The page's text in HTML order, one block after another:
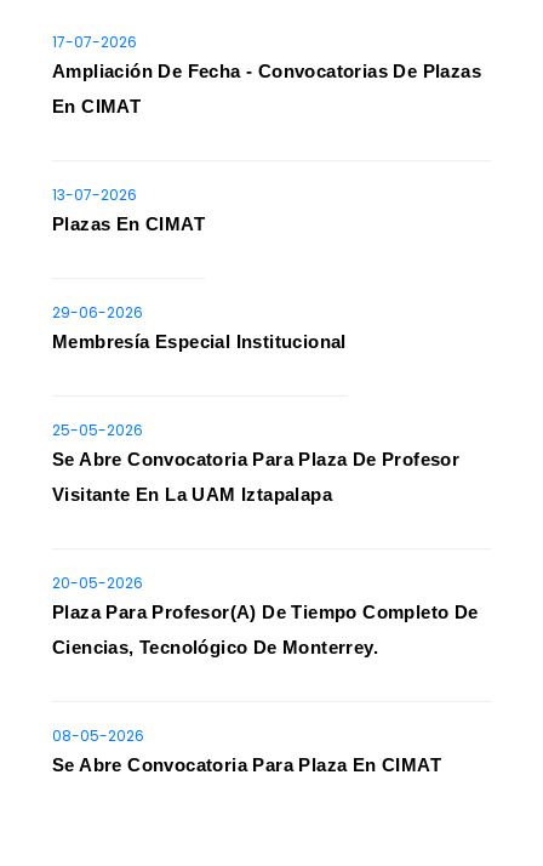
17-07-2026
Ampliación De Fecha - Convocatorias De Plazas
En CIMAT
13-07-2026
Plazas En CIMAT
29-06-2026
Membresía Especial Institucional
25-05-2026
Se Abre Convocatoria Para Plaza De Profesor
Visitante En La UAM Iztapalapa
20-05-2026
Plaza Para Profesor(a) De Tiempo Completo De
Ciencias, Tecnológico De Monterrey.
08-05-2026
Se Abre Convocatoria Para Plaza En CIMAT